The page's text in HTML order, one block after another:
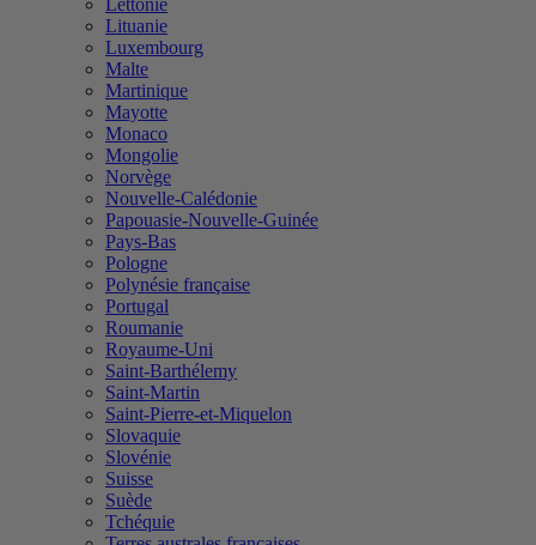
Lituanie
Luxembourg
Malte
Martinique
Mayotte
Monaco
Mongolie
Norvège
Nouvelle-Calédonie
Papouasie-Nouvelle-Guinée
Pays-Bas
Pologne
Polynésie française
Portugal
Roumanie
Royaume-Uni
Saint-Barthélemy
Saint-Martin
Saint-Pierre-et-Miquelon
Slovaquie
Slovénie
Suisse
Suède
Tchéquie